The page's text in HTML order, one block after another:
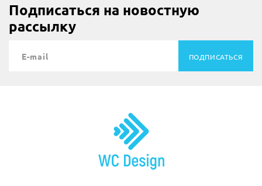
Подписаться на новостную
рассылку
ПОДПИСАТЬСЯ